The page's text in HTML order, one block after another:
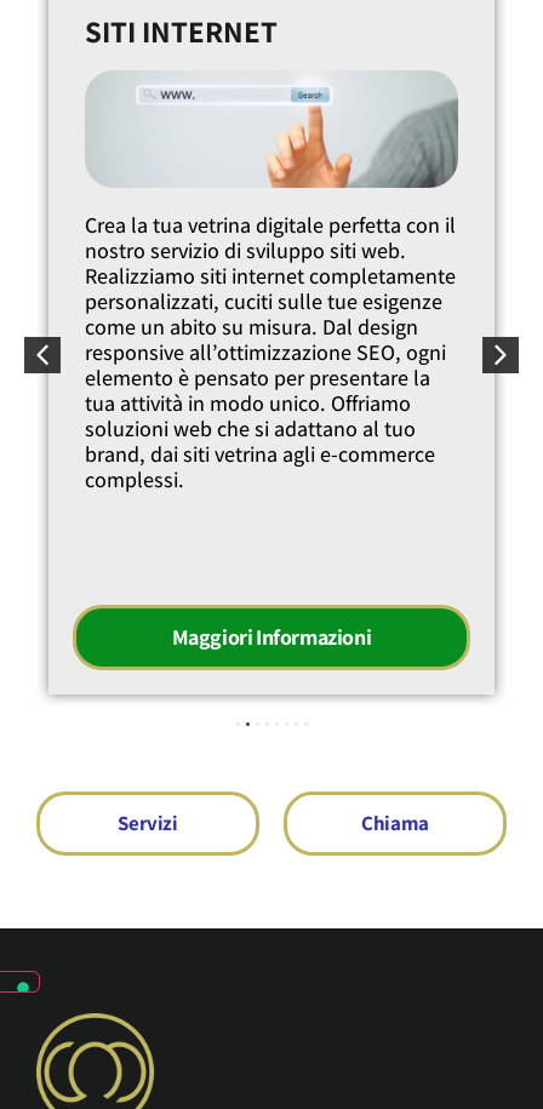
CAMPAGNE DIGITALI
Potenzia la tua presenza online con le
nostre campagne digitali mirate.
Aumentiamo la tua visibilità sul web
attraverso Google Ads, SEO e content
marketing, presentando la tua azienda a
potenziali clienti in cerca dei tuoi
prodotti e servizi. Con strategie di
marketing digitale personalizzate e
pubblicità online efficace,
incrementiamo il tuo portfolio clienti nel
mondo digitalizzato di oggi.
Maggiori Informazioni
Servizi Chiama